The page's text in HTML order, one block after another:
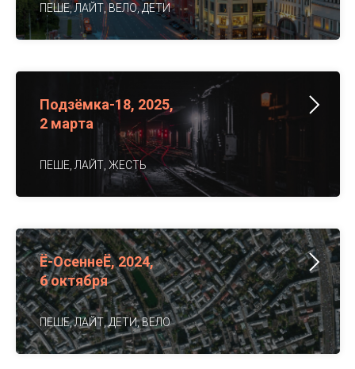
ПЕШЕ, ЛАЙТ, ВЕЛО, ДЕТИ
Подзёмка-18, 2025,
2 марта
ПЕШЕ, ЛАЙТ, ЖЕСТЬ
Ё-ОсеннеЁ, 2024,
6 октября
ПЕШЕ, ЛАЙТ, ДЕТИ, ВЕЛО